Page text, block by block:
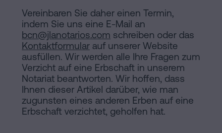
Vereinbaren Sie daher einen Termin,
indem Sie uns eine E-Mail an
bcn@jlanotarios.com schreiben oder das
Kontaktformular auf unserer Website
ausfüllen. Wir werden alle Ihre Fragen zum
Verzicht auf eine Erbschaft in unserem
Notariat beantworten. Wir hoffen, dass
Ihnen dieser Artikel darüber, wie man
zugunsten eines anderen Erben auf eine
Erbschaft verzichtet, geholfen hat.